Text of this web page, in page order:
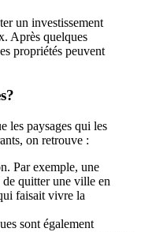
un investissement
Après quelques
propriétés peuvent
les paysages qui les
on retrouve :
Par exemple, une
quitter une ville en
faisait vivre la
sont également